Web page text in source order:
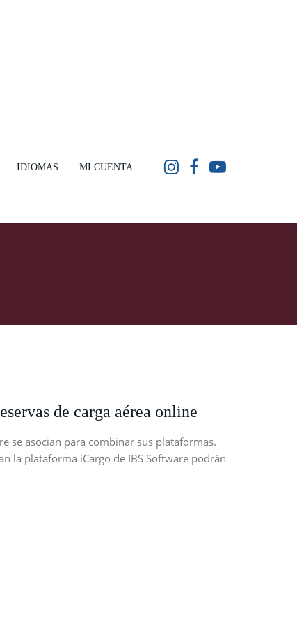
IDIOMAS MI CUENTA
de carga aérea online
se asocian para combinar sus plataformas.
la plataforma iCargo de IBS Software podrán